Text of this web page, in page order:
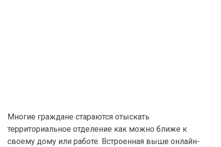
Многие граждане стараются отыскать
территориальное отделение как можно ближе к
своему дому или работе. Встроенная выше онлайн-